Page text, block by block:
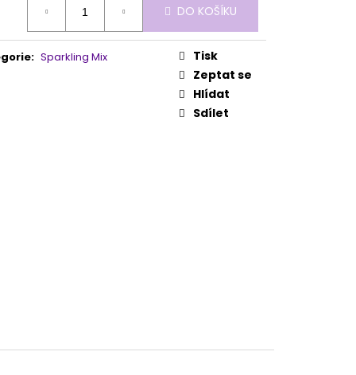
DO KOŠÍKU
: Sparkling Mix
Tisk
Zeptat se
Hlídat
Sdílet